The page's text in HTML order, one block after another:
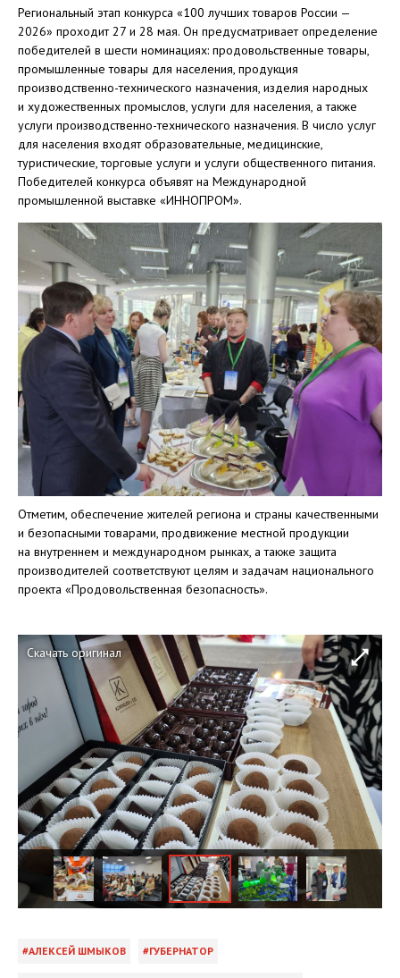
Региональный этап конкурса «100 лучших товаров России —
2026» проходит 27 и 28 мая. Он предусматривает определение
победителей в шести номинациях: продовольственные товары,
промышленные товары для населения, продукция
производственно-технического назначения, изделия народных
и художественных промыслов, услуги для населения, а также
услуги производственно-технического назначения. В число услуг
для населения входят образовательные, медицинские,
туристические, торговые услуги и услуги общественного питания.
Победителей конкурса объявят на Международной
промышленной выставке «ИННОПРОМ».
Отметим, обеспечение жителей региона и страны качественными
и безопасными товарами, продвижение местной продукции
на внутреннем и международном рынках, а также защита
производителей соответствуют целям и задачам национального
проекта «Продовольственная безопасность».
Скачать оригинал
АЛЕКСЕЙ ШМЫКОВ ГУБЕРНАТОР